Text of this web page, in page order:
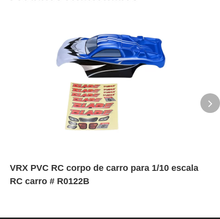
VRX PVC RC corpo de carro para 1/10 escala
RC carro # R0122B